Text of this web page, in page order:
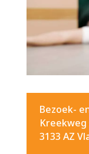
Bezoek-
Kreekweg
3133 AZ